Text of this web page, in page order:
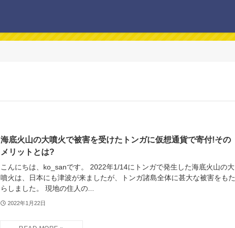
海底火山の大噴火で被害を受けたトンガに仮想通貨で寄付!その
メリットとは?
こんにちは、ko_sanです。 2022年1/14にトンガで発生した海底火山の大
噴火は、日本にも津波が来ましたが、トンガ諸島全体に甚大な被害をもた
らしました。 現地の住人の...
2022年1月22日